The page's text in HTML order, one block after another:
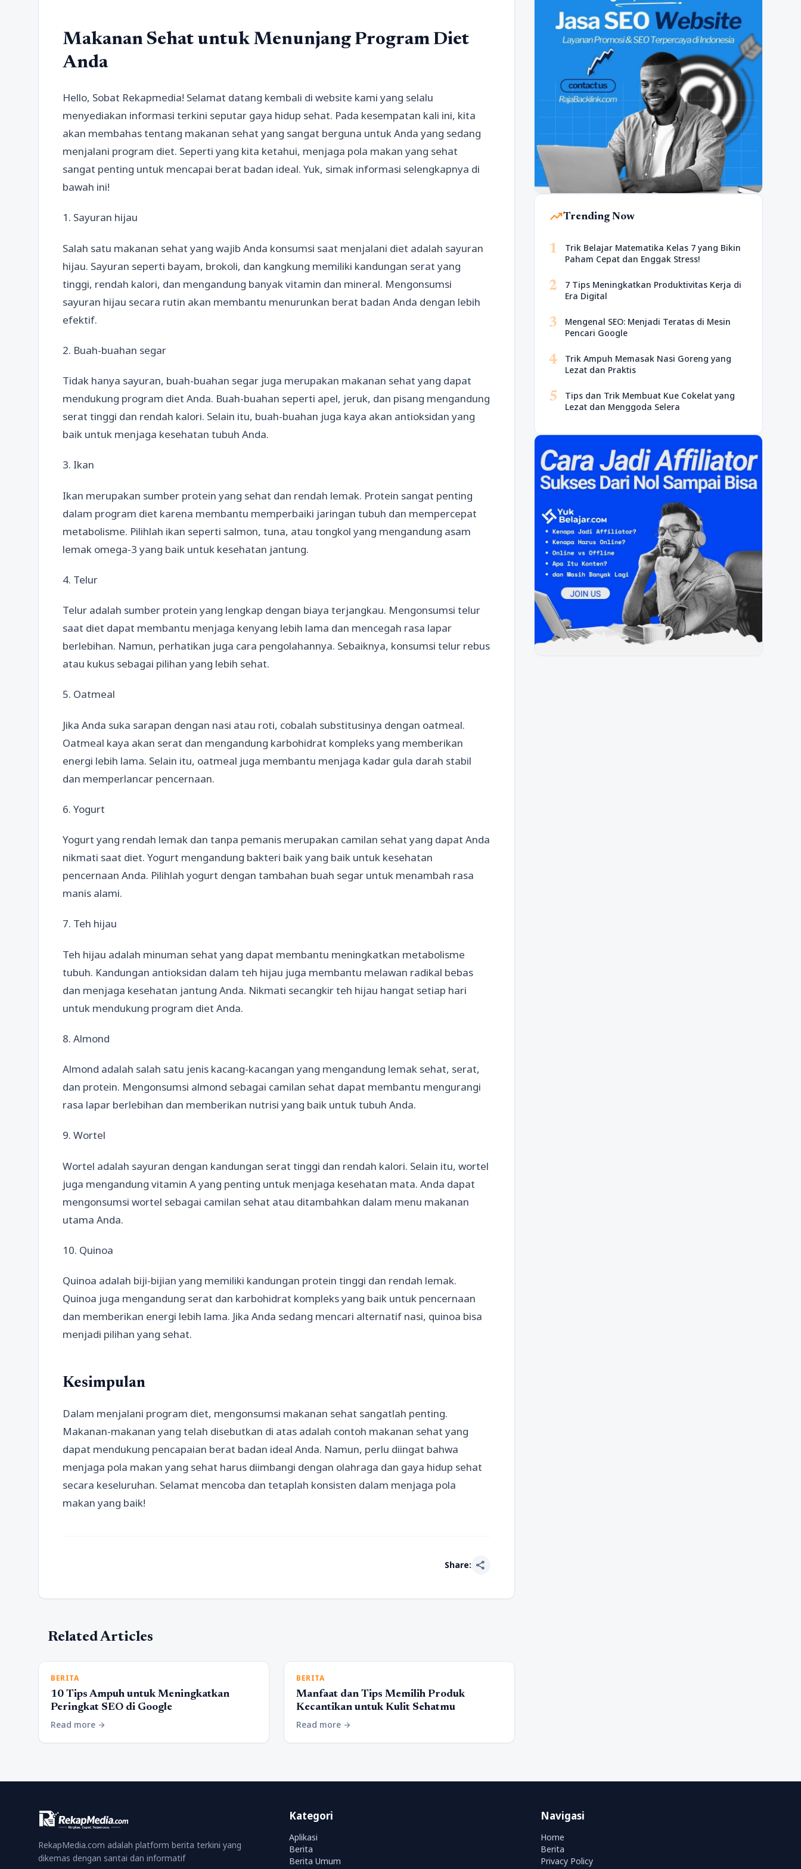
Makanan Sehat untuk Menunjang Program Diet
Anda
Hello, Sobat Rekapmedia! Selamat datang kembali di website kami yang selalu
menyediakan informasi terkini seputar gaya hidup sehat. Pada kesempatan kali ini, kita
akan membahas tentang makanan sehat yang sangat berguna untuk Anda yang sedang
menjalani program diet. Seperti yang kita ketahui, menjaga pola makan yang sehat
sangat penting untuk mencapai berat badan ideal. Yuk, simak informasi selengkapnya di
bawah ini!
1. Sayuran hijau
Salah satu makanan sehat yang wajib Anda konsumsi saat menjalani diet adalah sayuran
hijau. Sayuran seperti bayam, brokoli, dan kangkung memiliki kandungan serat yang
tinggi, rendah kalori, dan mengandung banyak vitamin dan mineral. Mengonsumsi
sayuran hijau secara rutin akan membantu menurunkan berat badan Anda dengan lebih
efektif.
2. Buah-buahan segar
Tidak hanya sayuran, buah-buahan segar juga merupakan makanan sehat yang dapat
mendukung program diet Anda. Buah-buahan seperti apel, jeruk, dan pisang mengandung
serat tinggi dan rendah kalori. Selain itu, buah-buahan juga kaya akan antioksidan yang
baik untuk menjaga kesehatan tubuh Anda.
3. Ikan
Ikan merupakan sumber protein yang sehat dan rendah lemak. Protein sangat penting
dalam program diet karena membantu memperbaiki jaringan tubuh dan mempercepat
metabolisme. Pilihlah ikan seperti salmon, tuna, atau tongkol yang mengandung asam
lemak omega-3 yang baik untuk kesehatan jantung.
4. Telur
Telur adalah sumber protein yang lengkap dengan biaya terjangkau. Mengonsumsi telur
saat diet dapat membantu menjaga kenyang lebih lama dan mencegah rasa lapar
berlebihan. Namun, perhatikan juga cara pengolahannya. Sebaiknya, konsumsi telur rebus
atau kukus sebagai pilihan yang lebih sehat.
5. Oatmeal
Jika Anda suka sarapan dengan nasi atau roti, cobalah substitusinya dengan oatmeal.
Oatmeal kaya akan serat dan mengandung karbohidrat kompleks yang memberikan
energi lebih lama. Selain itu, oatmeal juga membantu menjaga kadar gula darah stabil
dan memperlancar pencernaan.
6. Yogurt
Yogurt yang rendah lemak dan tanpa pemanis merupakan camilan sehat yang dapat Anda
nikmati saat diet. Yogurt mengandung bakteri baik yang baik untuk kesehatan
pencernaan Anda. Pilihlah yogurt dengan tambahan buah segar untuk menambah rasa
manis alami.
7. Teh hijau
Teh hijau adalah minuman sehat yang dapat membantu meningkatkan metabolisme
tubuh. Kandungan antioksidan dalam teh hijau juga membantu melawan radikal bebas
dan menjaga kesehatan jantung Anda. Nikmati secangkir teh hijau hangat setiap hari
untuk mendukung program diet Anda.
8. Almond
Almond adalah salah satu jenis kacang-kacangan yang mengandung lemak sehat, serat,
dan protein. Mengonsumsi almond sebagai camilan sehat dapat membantu mengurangi
rasa lapar berlebihan dan memberikan nutrisi yang baik untuk tubuh Anda.
9. Wortel
Wortel adalah sayuran dengan kandungan serat tinggi dan rendah kalori. Selain itu, wortel
juga mengandung vitamin A yang penting untuk menjaga kesehatan mata. Anda dapat
mengonsumsi wortel sebagai camilan sehat atau ditambahkan dalam menu makanan
utama Anda.
10. Quinoa
Quinoa adalah biji-bijian yang memiliki kandungan protein tinggi dan rendah lemak.
Quinoa juga mengandung serat dan karbohidrat kompleks yang baik untuk pencernaan
dan memberikan energi lebih lama. Jika Anda sedang mencari alternatif nasi, quinoa bisa
menjadi pilihan yang sehat.
Kesimpulan
Dalam menjalani program diet, mengonsumsi makanan sehat sangatlah penting.
Makanan-makanan yang telah disebutkan di atas adalah contoh makanan sehat yang
dapat mendukung pencapaian berat badan ideal Anda. Namun, perlu diingat bahwa
menjaga pola makan yang sehat harus diimbangi dengan olahraga dan gaya hidup sehat
secara keseluruhan. Selamat mencoba dan tetaplah konsisten dalam menjaga pola
makan yang baik!
Share: share
Related Articles
BERITA
10 Tips Ampuh untuk Meningkatkan
Peringkat SEO di Google
Read more arrow_forward
BERITA
Manfaat dan Tips Memilih Produk
Kecantikan untuk Kulit Sehatmu
Read more arrow_forward
trending_upTrending Now
1
Trik Belajar Matematika Kelas 7 yang Bikin
Paham Cepat dan Enggak Stress!
2
7 Tips Meningkatkan Produktivitas Kerja di
Era Digital
3
Mengenal SEO: Menjadi Teratas di Mesin
Pencari Google
4
Trik Ampuh Memasak Nasi Goreng yang
Lezat dan Praktis
5
Tips dan Trik Membuat Kue Cokelat yang
Lezat dan Menggoda Selera
RekapMedia.com adalah platform berita terkini yang
dikemas dengan santai dan informatif
Kategori
Aplikasi
Berita
Berita Umum
Navigasi
Home
Berita
Privacy Policy